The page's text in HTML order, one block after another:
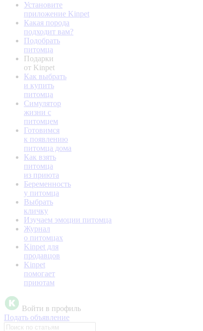
Установите
приложение Kinpet
Какая порода
подходит вам?
Подобрать
питомца
Подарки
от Kinpet
Как выбрать
и купить
питомца
Симулятор
жизни с
питомцем
Готовимся
к появлению
питомца дома
Как взять
питомца
из приюта
Беременность
у питомца
Выбрать
кличку
Изучаем эмоции питомца
Журнал
о питомцах
Kinpet для
продавцов
Kinpet
помогает
приютам
Войти в профиль
Подать объявление